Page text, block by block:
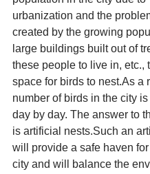
urbanization and the
created by the growing
large buildings built out of
these people to live in, etc.,
space for birds to nest.As a
number of birds in the city
day by day. The answer to
is artificial nests.Such an
will provide a safe haven
city and will balance the